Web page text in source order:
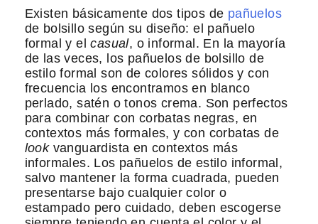
Existen básicamente dos tipos de pañuelos
de bolsillo según su diseño: el pañuelo
formal y elcasual, o informal. En la mayoría
de las veces, los pañuelos de bolsillo de
estilo formal son de colores sólidos y con
frecuencia los encontramos en blanco
perlado, satén o tonos crema. Son perfectos
para combinar con corbatas negras, en
contextos más formales, y con corbatas de
lookvanguardista en contextos más
informales. Los pañuelos de estilo informal,
salvo mantener la forma cuadrada, pueden
presentarse bajo cualquier color o
estampado pero cuidado, deben escogerse